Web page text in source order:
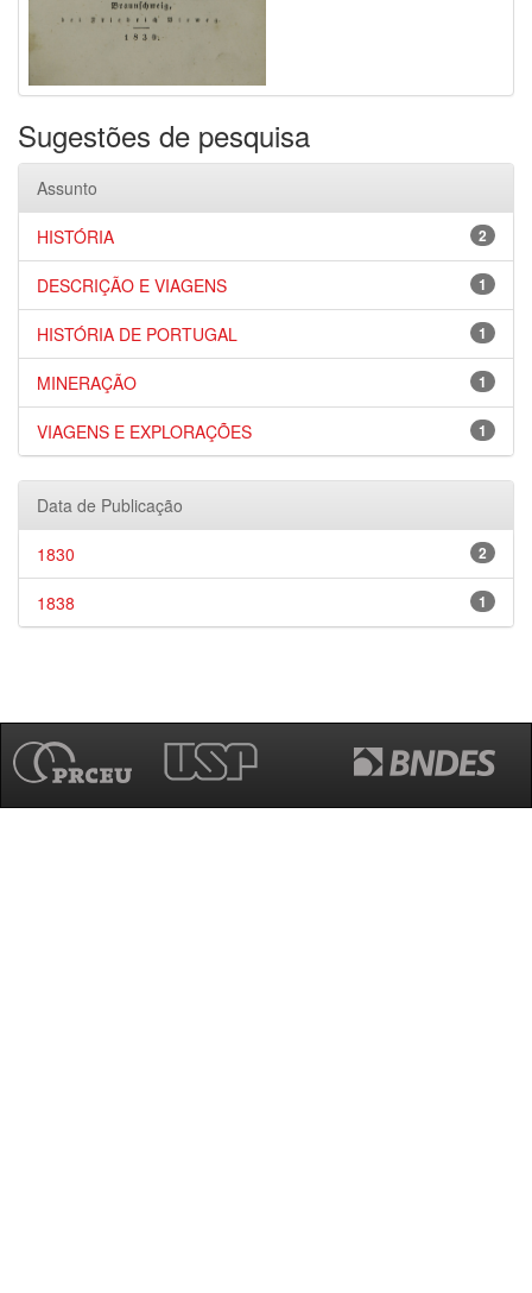
Sugestões de pesquisa
Assunto
2
HISTÓRIA
1
DESCRIÇÃO E VIAGENS
1
HISTÓRIA DE PORTUGAL
1
MINERAÇÃO
1
VIAGENS E EXPLORAÇÕES
Data de Publicação
2
1830
1
1838